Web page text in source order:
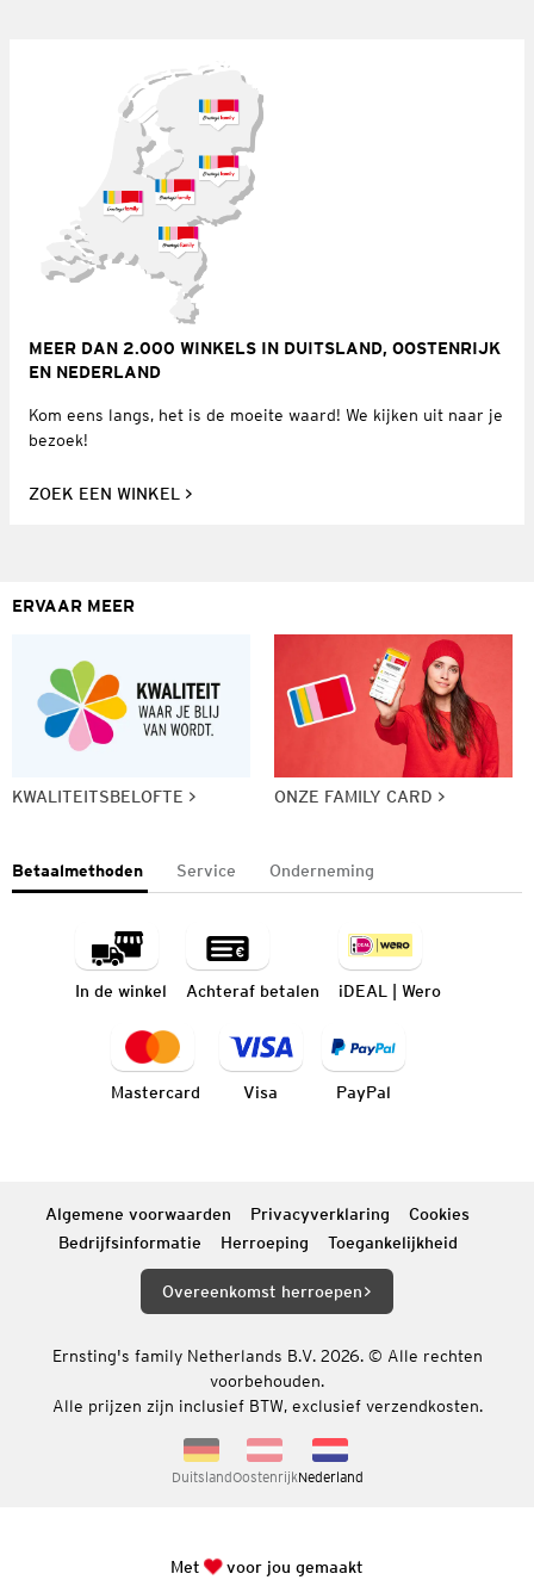
MEER DAN 2.000 WINKELS IN DUITSLAND, OOSTENRIJK
EN NEDERLAND
Kom eens langs, het is de moeite waard! We kijken uit naar je
bezoek!
ZOEK EEN WINKEL
ERVAAR MEER
KWALITEITSBELOFTE ONZE FAMILY CARD
Betaalmethoden Service Onderneming
In de winkel Achteraf betalen iDEAL | Wero
Mastercard Visa PayPal
Algemene voorwaarden Privacyverklaring
Cookies
Bedrijfsinformatie
Herroeping Toegankelijkheid
Overeenkomst herroepen
Ernsting's family Netherlands B.V. 2026. © Alle rechten
voorbehouden.
Alle prijzen zijn inclusief BTW, exclusief verzendkosten.
DuitslandOostenrijkNederland
Met voor jou gemaakt